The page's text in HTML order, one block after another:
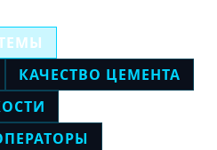
КАЧЕСТВО ЦЕМЕНТА